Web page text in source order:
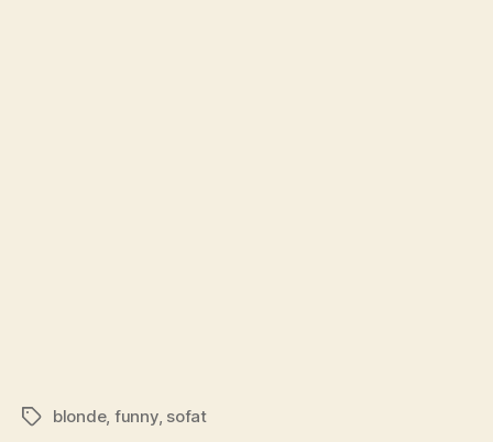
Tagsblonde, funny, sofat